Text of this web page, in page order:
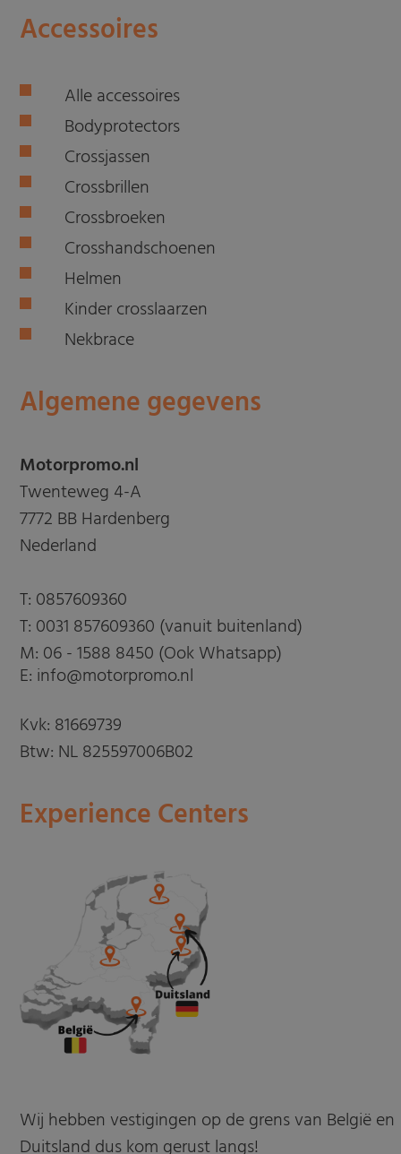
Accessoires
Alle accessoires
Bodyprotectors
Crossjassen
Crossbrillen
Crossbroeken
Crosshandschoenen
Helmen
Kinder crosslaarzen
Nekbrace
Algemene gegevens
Motorpromo.nl
Twenteweg 4-A
7772 BB Hardenberg
Nederland
T: 0857609360
T: 0031 857609360 (vanuit buitenland)
M: 06 - 1588 8450 (Ook Whatsapp)
E: info@motorpromo.nl
Kvk: 81669739
Btw: NL 825597006B02
Experience Centers
Wij hebben vestigingen op de grens van België en
Duitsland dus kom gerust langs!